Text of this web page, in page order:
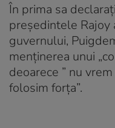
În prima sa
președintele Rajoy
guvernului,
menținerea unui
deoarece ” nu
folosim forța”.